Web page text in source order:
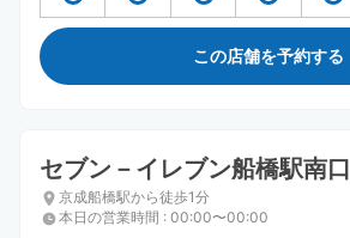
この店舗を予約する
セブン－イレブン船橋駅南口
京成船橋駅から徒歩1分
本日の営業時間 : 00:00〜00:00